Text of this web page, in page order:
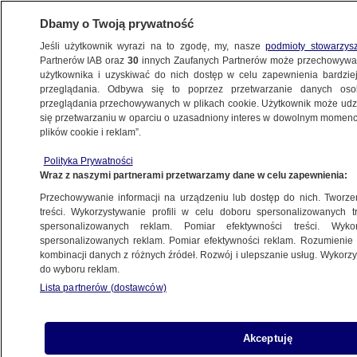
ŚWIAT
Strefa Gazy?
5.02.2025, 15:03
Udostępnij
Dbamy o Twoją prywatność
Jeśli użytkownik wyrazi na to zgodę, my, naszepodmioty
Partnerów IAB oraz30 innych Zaufanych Partnerów może
użytkownika i uzyskiwać do nich dostęp w celu zapewnienia
przeglądania. Odbywa się to poprzez przetwarzanie danych
przeglądania przechowywanych w plikach cookie. Użytkownik może
się przetwarzaniu w oparciu o uzasadniony interes w dowolnym
plików cookie i reklam”.
Polityka Prywatności
Wraz z naszymi partnerami przetwarzamy dane w celu zapewnienia:
Przechowywanie informacji na urządzeniu lub dostęp do nich.
treści. Wykorzystywanie profili w celu doboru spersonalizowanych
spersonalizowanych reklam. Pomiar efektywności treści.
spersonalizowanych reklam. Pomiar efektywności reklam.
kombinacji danych z różnych źródeł. Rozwój i ulepszanie usług.
do wyboru reklam.
Lista partnerów (dostawców)
Akceptuję